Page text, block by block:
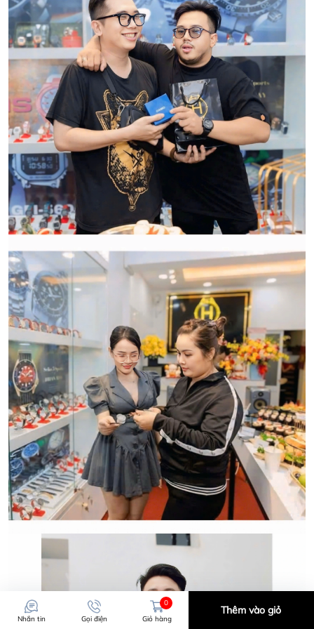
HWATCH Chuyên Nhập khẩu Và Phân Phối Các Loại
Đồng Hồ Chính Hãng
CẢM ƠN QUÝ KHÁCH ĐÃ TIN TƯỞNG VÀ ỦNG HỘ
HWATCH CHUYÊN NHẬP KHẨU và PHÂN PHỐI CÁC
LOẠI ĐỒNG HỒ CHÍNH HÃNG.
Qui trình xử lý thủ tục đổi trả
hàng:
CẢM ƠN QUÝ KHÁCH ĐÃ TIN TƯỞNG VÀ ỦNG HỘ
HWATCH CHUYÊN NHẬP KHẨU và PHÂN PHỐI CÁC
LOẠI ĐỒNG HỒ CHÍNH HÃNG.
Nhắn tin Gọi điện
0
Giỏ hàng
Thêm vào giỏ